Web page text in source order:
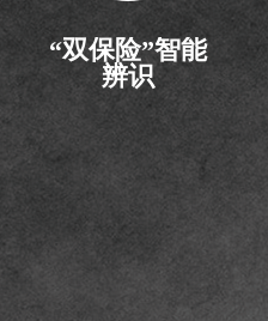
“双保险”智能
辨识